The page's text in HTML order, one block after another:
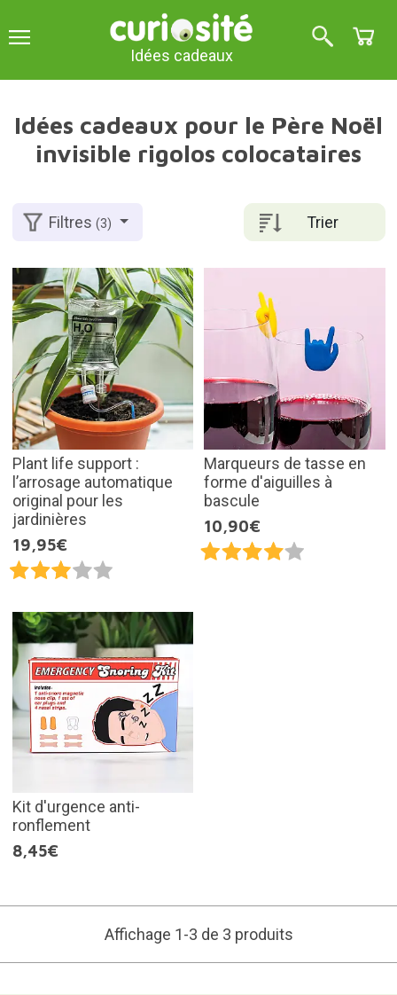
Idées cadeaux
Idées cadeaux pour le Père Noël
invisible rigolos colocataires
Trier
Filtres(3)
Plant life support :
l’arrosage automatique
original pour les
jardinières
19,95€
Marqueurs de tasse en
forme d'aiguilles à
bascule
10,90€
Kit d'urgence anti-
ronflement
8,45€
Affichage 1-3 de 3 produits